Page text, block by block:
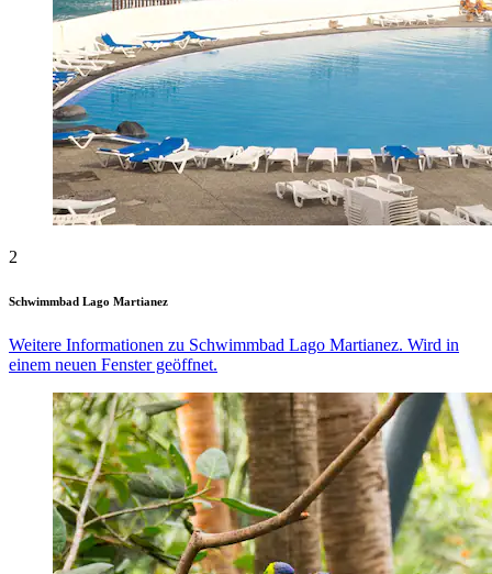
2
Schwimmbad Lago Martianez
Weitere Informationen zu Schwimmbad Lago Martianez. Wird in
einem neuen Fenster geöffnet.